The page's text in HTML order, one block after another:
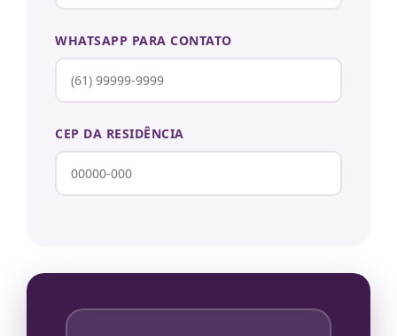
WHATSAPP PARA CONTATO
CEP DA RESIDÊNCIA